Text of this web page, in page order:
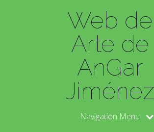
Web de
Arte de
AnGar
Jiménez
Navigation Menu